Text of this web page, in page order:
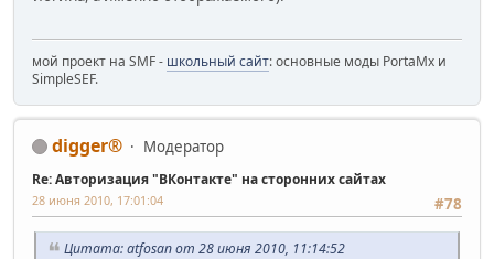
мой проект на SMF - школьный сайт: основные моды PortaMx и
SimpleSEF.
digger® Модератор
Re: Авторизация "ВКонтакте" на сторонних сайтах
#78
28 июня 2010, 17:01:04
Цитата: atfosan от 28 июня 2010, 11:14:52